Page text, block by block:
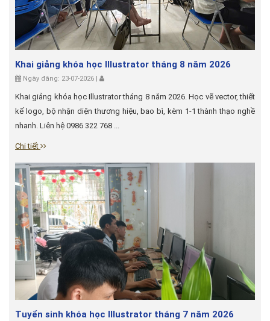
Khai giảng khóa học Illustrator tháng 8 năm 2026
Ngày đăng: 23-07-2026 |
Khai giảng khóa học Illustrator tháng 8 năm 2026. Học vẽ vector, thiết
kế logo, bộ nhận diện thương hiệu, bao bì, kèm 1-1 thành thạo nghề
nhanh. Liên hệ 0986 322 768 ...
Chi tiết
Tuyển sinh khóa học Illustrator tháng 7 năm 2026